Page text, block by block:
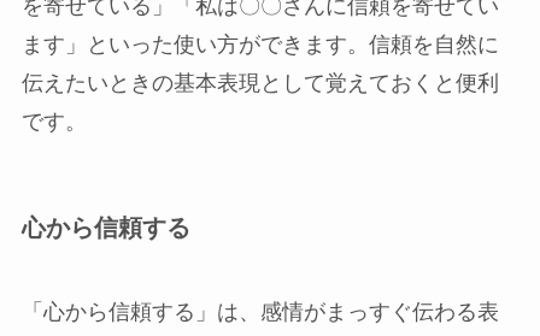
を寄せている」「私は〇〇さんに信頼を寄せてい
ます」といった使い方ができます。信頼を自然に
伝えたいときの基本表現として覚えておくと便利
です。
心から信頼する
「心から信頼する」は、感情がまっすぐ伝わる表